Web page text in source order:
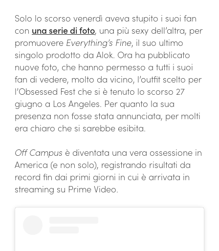
Solo lo scorso venerdì aveva stupito i suoi fan
con una serie di foto, una più sexy dell’altra, per
promuovere Everything’s Fine, il suo ultimo
singolo prodotto da Alok. Ora ha pubblicato
nuove foto, che hanno permesso a tutti i suoi
fan di vedere, molto da vicino, l’outfit scelto per
l’Obsessed Fest che si è tenuto lo scorso 27
giugno a Los Angeles. Per quanto la sua
presenza non fosse stata annunciata, per molti
era chiaro che si sarebbe esibita.
Off Campus è diventata una vera ossessione in
America (e non solo), registrando risultati da
record fin dai primi giorni in cui è arrivata in
streaming su Prime Video.